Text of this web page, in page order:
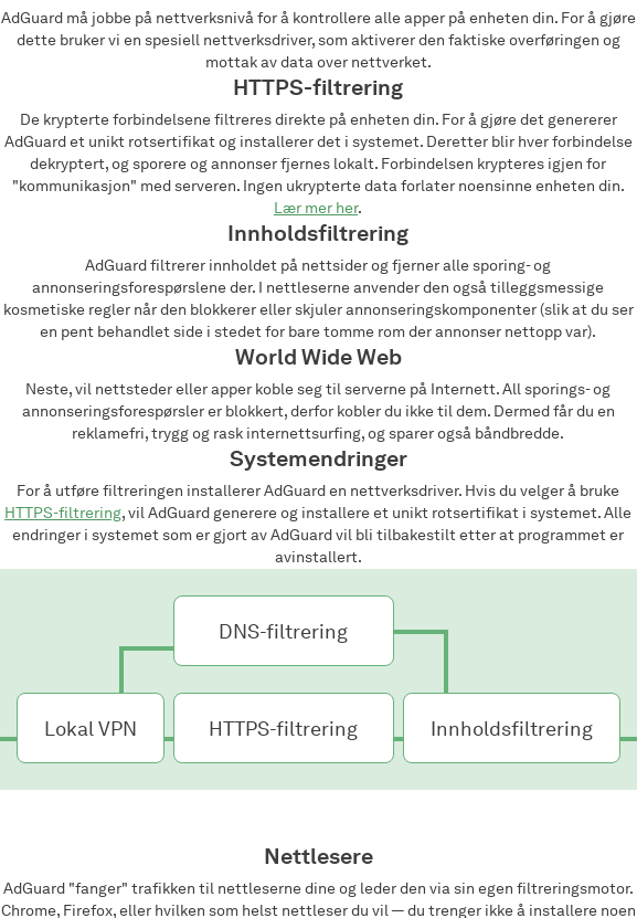
AdGuard må jobbe på nettverksnivå for å kontrollere alle apper på enheten din. For å gjøre
dette bruker vi en spesiell nettverksdriver, som aktiverer den faktiske overføringen og
mottak av data over nettverket.
HTTPS-filtrering
De krypterte forbindelsene filtreres direkte på enheten din. For å gjøre det genererer
AdGuard et unikt rotsertifikat og installerer det i systemet. Deretter blir hver forbindelse
dekryptert, og sporere og annonser fjernes lokalt. Forbindelsen krypteres igjen for
"kommunikasjon" med serveren. Ingen ukrypterte data forlater noensinne enheten din.
Lær mer her.
Innholdsfiltrering
AdGuard filtrerer innholdet på nettsider og fjerner alle sporing- og
annonseringsforespørslene der. I nettleserne anvender den også tilleggsmessige
kosmetiske regler når den blokkerer eller skjuler annonseringskomponenter (slik at du ser
en pent behandlet side i stedet for bare tomme rom der annonser nettopp var).
World Wide Web
Neste, vil nettsteder eller apper koble seg til serverne på Internett. All sporings- og
annonseringsforespørsler er blokkert, derfor kobler du ikke til dem. Dermed får du en
reklamefri, trygg og rask internettsurfing, og sparer også båndbredde.
Systemendringer
For å utføre filtreringen installerer AdGuard en nettverksdriver. Hvis du velger å bruke
HTTPS-filtrering, vil AdGuard generere og installere et unikt rotsertifikat i systemet. Alle
endringer i systemet som er gjort av AdGuard vil bli tilbakestilt etter at programmet er
avinstallert.
DNS-filtrering
Lokal VPN HTTPS-filtrering Innholdsfiltrering
Nettlesere
AdGuard "fanger" trafikken til nettleserne dine og leder den via sin egen filtreringsmotor.
Chrome, Firefox, eller hvilken som helst nettleser du vil — du trenger ikke å installere noen